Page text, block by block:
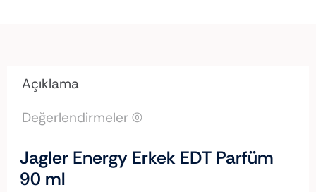
Açıklama
Değerlendirmeler (0)
Jagler Energy Erkek EDT Parfüm
90 ml